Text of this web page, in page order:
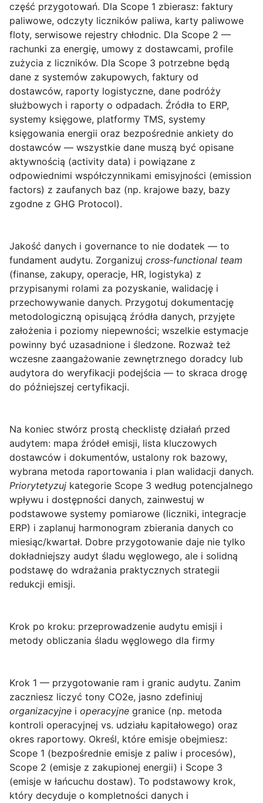
część przygotowań. Dla Scope 1 zbierasz: faktury
paliwowe, odczyty liczników paliwa, karty paliwowe
floty, serwisowe rejestry chłodnic. Dla Scope 2 —
rachunki za energię, umowy z dostawcami, profile
zużycia z liczników. Dla Scope 3 potrzebne będą
dane z systemów zakupowych, faktury od
dostawców, raporty logistyczne, dane podróży
służbowych i raporty o odpadach. Źródła to ERP,
systemy księgowe, platformy TMS, systemy
księgowania energii oraz bezpośrednie ankiety do
dostawców — wszystkie dane muszą być opisane
aktywnością (activity data) i powiązane z
odpowiednimi współczynnikami emisyjności (emission
factors) z zaufanych baz (np. krajowe bazy, bazy
zgodne z GHG Protocol).
Jakość danych i governance to nie dodatek — to
fundament audytu. Zorganizuj cross‑functional team
(finanse, zakupy, operacje, HR, logistyka) z
przypisanymi rolami za pozyskanie, walidację i
przechowywanie danych. Przygotuj dokumentację
metodologiczną opisującą źródła danych, przyjęte
założenia i poziomy niepewności; wszelkie estymacje
powinny być uzasadnione i śledzone. Rozważ też
wczesne zaangażowanie zewnętrznego doradcy lub
audytora do weryfikacji podejścia — to skraca drogę
do późniejszej certyfikacji.
Na koniec stwórz prostą checklistę działań przed
audytem: mapa źródeł emisji, lista kluczowych
dostawców i dokumentów, ustalony rok bazowy,
wybrana metoda raportowania i plan walidacji danych.
Priorytetyzuj kategorie Scope 3 według potencjalnego
wpływu i dostępności danych, zainwestuj w
podstawowe systemy pomiarowe (liczniki, integracje
ERP) i zaplanuj harmonogram zbierania danych co
miesiąc/kwartał. Dobre przygotowanie daje nie tylko
dokładniejszy audyt śladu węglowego, ale i solidną
podstawę do wdrażania praktycznych strategii
redukcji emisji.
Krok po kroku: przeprowadzenie audytu emisji i
metody obliczania śladu węglowego dla firmy
Krok 1 — przygotowanie ram i granic audytu. Zanim
zaczniesz liczyć tony CO2e, jasno zdefiniuj
organizacyjne i operacyjne granice (np. metoda
kontroli operacyjnej vs. udziału kapitałowego) oraz
okres raportowy. Określ, które emisje obejmiesz:
Scope 1 (bezpośrednie emisje z paliw i procesów),
Scope 2 (emisje z zakupionej energii) i Scope 3
(emisje w łańcuchu dostaw). To podstawowy krok,
który decyduje o kompletności danych i